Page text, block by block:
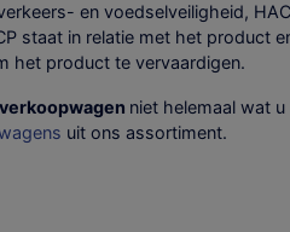
en voedselveiligheid,
staat in relatie met het product
het product te vervaardigen.
niet helemaal wat
uit ons assortiment.